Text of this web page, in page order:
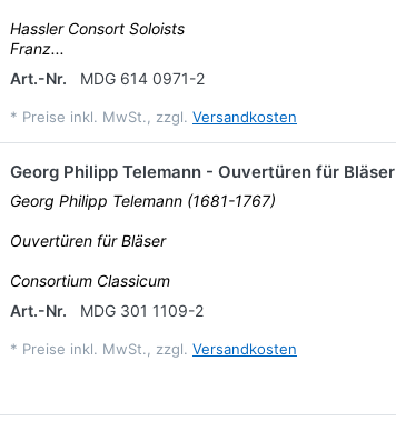
Hassler Consort Soloists
Franz...
Art.-Nr.
MDG 614 0971-2
* Preise inkl. MwSt., zzgl. Versandkosten
Georg Philipp Telemann - Ouvertüren für Bläser
Georg Philipp Telemann (1681-1767)
Ouvertüren für Bläser
Consortium Classicum
Art.-Nr.
MDG 301 1109-2
* Preise inkl. MwSt., zzgl. Versandkosten